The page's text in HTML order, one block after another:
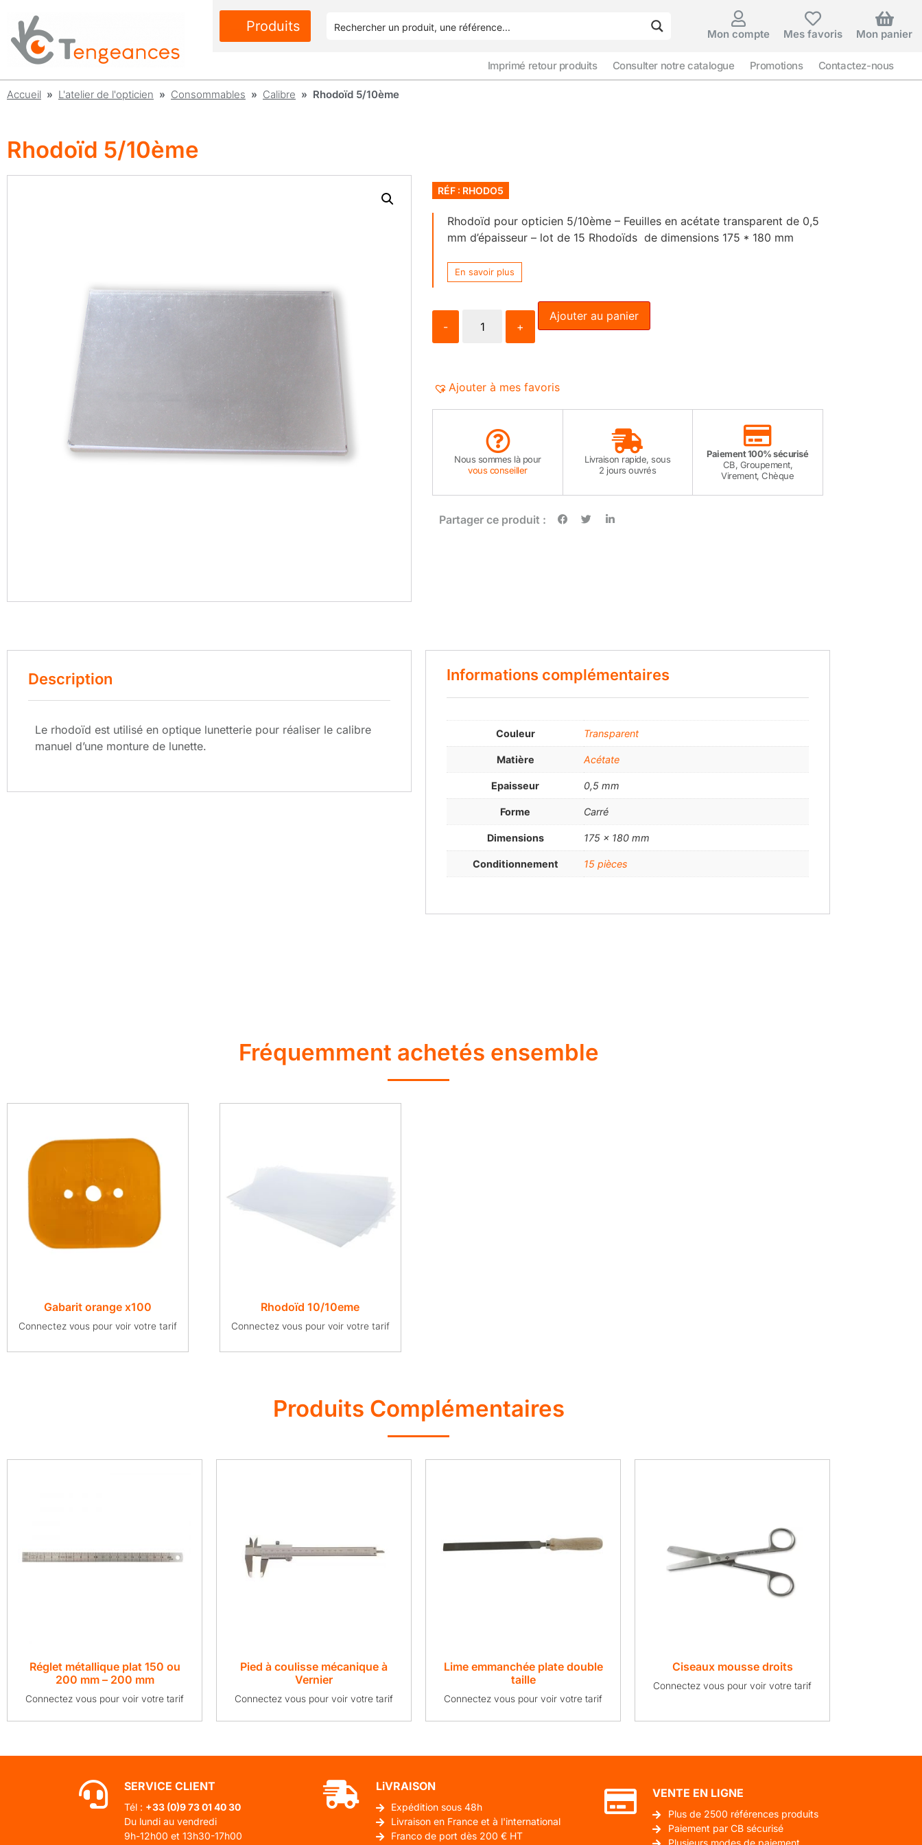
Produits Mon compte Mes favoris Mon panier
Imprimé retour produits Consulter notre catalogue Promotions Contactez-nous
Accueil » L'atelier de l'opticien » Consommables » Calibre » Rhodoïd 5/10ème
Rhodoïd 5/10ème
RÉF : RHODO5
Rhodoïd pour opticien 5/10ème – Feuilles en acétate transparent de 0,5
mm d’épaisseur – lot de 15 Rhodoïds de dimensions 175 * 180 mm
En savoir plus
- +
Ajouter au panier
Ajouter à mes favoris
Nous sommes là pour
vous conseiller
Livraison rapide, sous
2 jours ouvrés
Paiement 100% sécurisé
CB, Groupement,
Virement, Chèque
Partager ce produit :
Description
Le rhodoïd est utilisé en optique lunetterie pour réaliser le calibre
manuel d’une monture de lunette.
Informations complémentaires
Couleur Transparent
Matière Acétate
Epaisseur 0,5 mm
Forme Carré
Dimensions 175 x 180 mm
Conditionnement 15 pièces
Fréquemment achetés ensemble
Gabarit orange x100
Connectez vous pour voir votre tarif
Rhodoïd 10/10eme
Connectez vous pour voir votre tarif
Produits Complémentaires
Réglet métallique plat 150 ou
200 mm – 200 mm
Connectez vous pour voir votre tarif
Pied à coulisse mécanique à
Vernier
Connectez vous pour voir votre tarif
Lime emmanchée plate double
taille
Connectez vous pour voir votre tarif
Ciseaux mousse droits
Connectez vous pour voir votre tarif
SERVICE CLIENT
Tél : +33 (0)9 73 01 40 30
Du lundi au vendredi
9h-12h00 et 13h30-17h00
LiVRAISON
Expédition sous 48h
Livraison en France et à l'international
Franco de port dès 200 € HT
VENTE EN LIGNE
Plus de 2500 références produits
Paiement par CB sécurisé
Plusieurs modes de paiement